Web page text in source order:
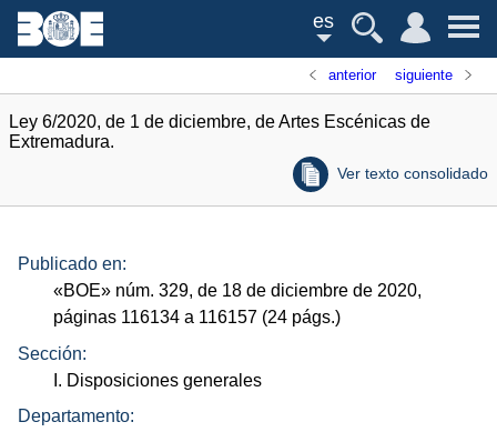
es
anterior siguiente
Ley 6/2020, de 1 de diciembre, de Artes Escénicas de
Extremadura.
Ver texto consolidado
Publicado en:
«BOE» núm. 329, de 18 de diciembre de 2020,
páginas 116134 a 116157 (24 págs.)
Sección:
I. Disposiciones generales
Departamento: